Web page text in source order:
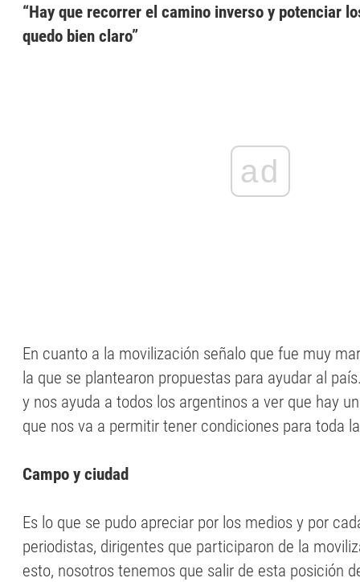
“Hay que recorrer el camino inverso y potenciar
quedo bien claro”
ad
En cuanto a la movilización señalo que fue muy
la que se plantearon propuestas para ayudar al
y nos ayuda a todos los argentinos a ver que hay
que nos va a permitir tener condiciones para toda
Campo y ciudad
Es lo que se pudo apreciar por los medios y por
periodistas, dirigentes que participaron de la
esto, nosotros tenemos que salir de esta posición